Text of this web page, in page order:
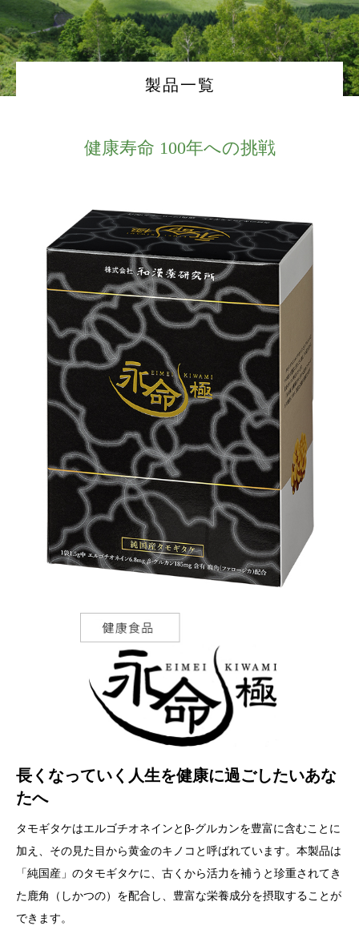
製品一覧
健康寿命 100年への挑戦
長くなっていく人生を健康に過ごしたいあな
たへ
タモギタケはエルゴチオネインとβ-グルカンを豊富に含むことに
加え、その見た目から黄金のキノコと呼ばれています。本製品は
「純国産」のタモギタケに、古くから活力を補うと珍重されてき
た鹿角（しかつの）を配合し、豊富な栄養成分を摂取することが
できます。